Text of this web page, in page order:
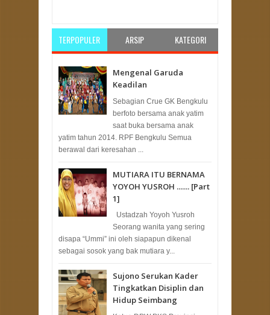
TERPOPULER ARSIP KATEGORI
Mengenal Garuda
Keadilan
Sebagian Crue GK Bengkulu
berfoto bersama anak yatim
saat buka bersama anak
yatim tahun 2014. RPF Bengkulu Semua
berawal dari keresahan ...
MUTIARA ITU BERNAMA
YOYOH YUSROH ....... [Part
1]
Ustadzah Yoyoh Yusroh
Seorang wanita yang sering
disapa “Ummi” ini oleh siapapun dikenal
sebagai sosok yang bak mutiara y...
Sujono Serukan Kader
Tingkatkan Disiplin dan
Hidup Seimbang